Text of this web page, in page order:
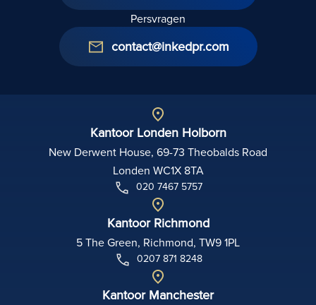
Persvragen
contact@inkedpr.com
Kantoor Londen Holborn
New Derwent House, 69-73 Theobalds Road
Londen WC1X 8TA
020 7467 5757
Kantoor Richmond
5 The Green, Richmond, TW9 1PL
0207 871 8248
Kantoor Manchester